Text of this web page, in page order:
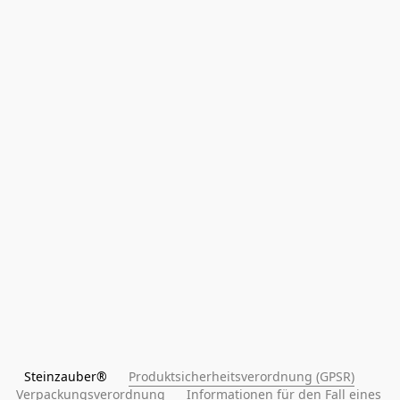
Steinzauber® Produktsicherheitsverordnung (GPSR)
Verpackungsverordnung
Informationen für den Fall eines